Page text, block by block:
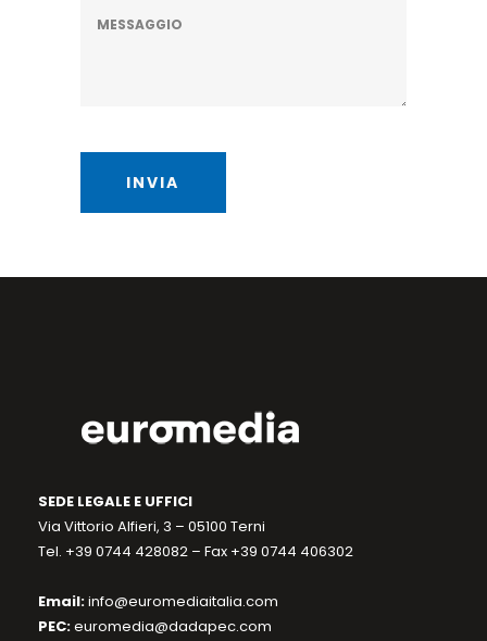
SEDE LEGALE E UFFICI
Via Vittorio Alfieri, 3 – 05100 Terni
Tel. +39 0744 428082 – Fax +39 0744 406302
Email:info@euromediaitalia.com
PEC:euromedia@dadapec.com